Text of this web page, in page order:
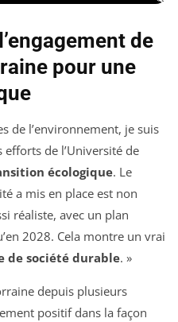
de
pour une
de l’environnement, je suis
de l’Université de
écologique. Le
a mis en place est non
réaliste, avec un plan
2028. Cela montre un vrai
de société durable. »
depuis plusieurs
positif dans la façon